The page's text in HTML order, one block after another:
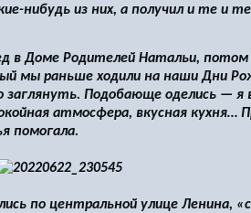
нибудь из них, а получил и те и
в Доме Родителей Натальи, потом
мы раньше ходили на наши Дни
заглянуть. Подобающе оделись —
атмосфера, вкусная
помогала.
по центральной улице Ленина,